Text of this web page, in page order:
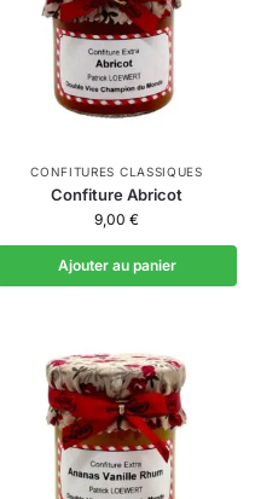
CONFITURES CLASSIQUES
Confiture Abricot
9,00 €
Ajouter au panier